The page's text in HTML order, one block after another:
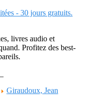
- 30 jours gratuits.
livres audio et
Profitez des best-
Giraudoux, Jean